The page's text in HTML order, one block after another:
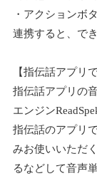
・アクションボ
連携すると、で
【指伝話アプリ
指伝話アプリの
エンジン
指伝話のアプリ
みお使いいただ
るなどして音声